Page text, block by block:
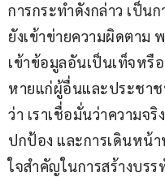
การกระทำดังกล่าว เป็น
ยังเข้าข่ายความผิดตาม
เข้าข้อมูลอันเป็นเท็จหรื
หายแก่ผู้อื่นและประชาช
ว่า เราเชื่อมั่นว่าความจ
ปกป้อง และการเดินหน้
ใจสำคัญในการสร้างบร